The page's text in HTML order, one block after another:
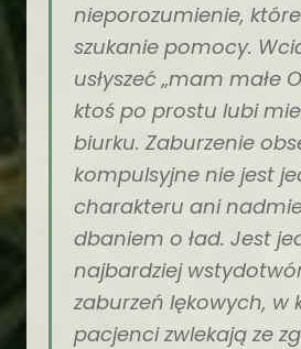
nieporozumienie,
szukanie pomocy.
usłyszeć „mam małe
ktoś po prostu lubi
biurku. Zaburzenie
kompulsyjne nie jest
charakteru ani
dbaniem o ład. Jest
najbardziej
zaburzeń lękowych, w
pacjenci zwlekają ze